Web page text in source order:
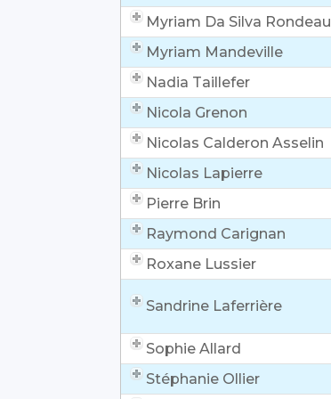
Myriam Da Silva Rondeau
Myriam Mandeville
Nadia Taillefer
Nicola Grenon
Nicolas Calderon Asselin
Nicolas Lapierre
Pierre Brin
Raymond Carignan
Roxane Lussier
Sandrine Laferrière
Sophie Allard
Stéphanie Ollier